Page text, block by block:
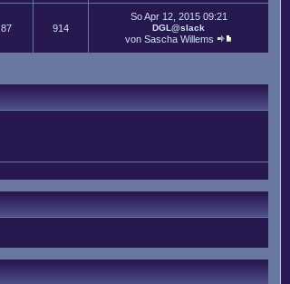
87 914
So Apr 12, 2015 09:21
DGL@slack
von Sascha Willems